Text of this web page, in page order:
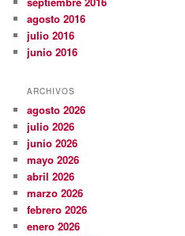
agosto 2016
julio 2016
junio 2016
ARCHIVOS
agosto 2026
julio 2026
junio 2026
mayo 2026
abril 2026
marzo 2026
febrero 2026
enero 2026